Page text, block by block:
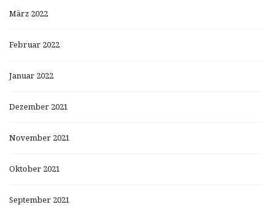
März 2022
Februar 2022
Januar 2022
Dezember 2021
November 2021
Oktober 2021
September 2021